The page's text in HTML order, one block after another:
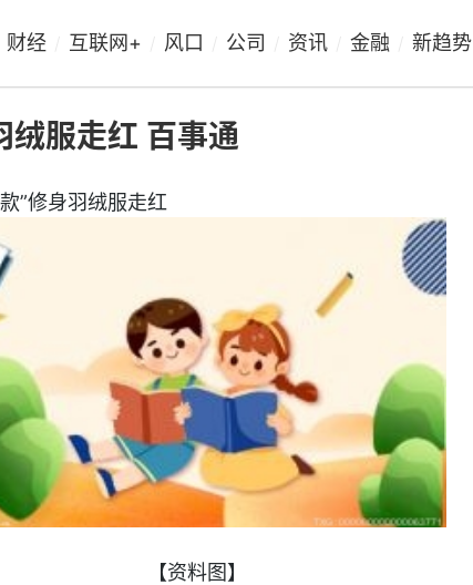
财经 互联网+ 风口 公司 资讯 金融 新趋势
绒服走红 百事通
”修身羽绒服走红
【资料图】